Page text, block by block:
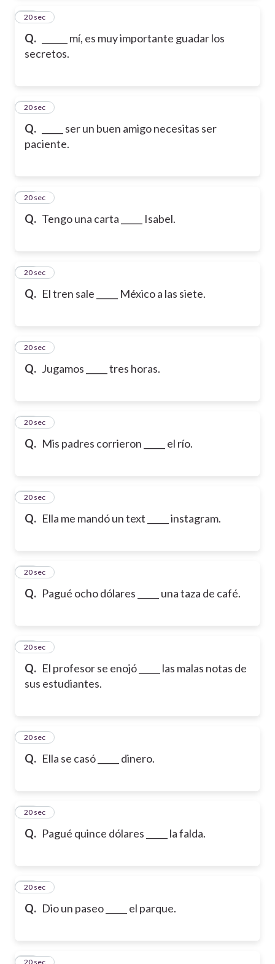
Q.
______ mí, es muy importante guadar los
secretos.
13
20 sec
Q.
_____ ser un buen amigo necesitas ser
paciente.
14
20 sec
Q. Tengo una carta _____ Isabel.
15
20 sec
Q. El tren sale _____ México a las siete.
16
20 sec
Q. Jugamos _____ tres horas.
17
20 sec
Q. Mis padres corrieron _____ el río.
18
20 sec
Q. Ella me mandó un text _____ instagram.
19
20 sec
Q. Pagué ocho dólares _____ una taza de café.
20
20 sec
Q. El profesor se enojó _____ las malas notas de
sus estudiantes.
21
20 sec
Q. Ella se casó _____ dinero.
22
20 sec
Q. Pagué quince dólares _____ la falda.
23
20 sec
Q. Dio un paseo _____ el parque.
24
20 sec
25
20 sec